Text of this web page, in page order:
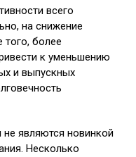
всего
на снижение
более
к уменьшению
и выпускных
являются новинкой
Несколько